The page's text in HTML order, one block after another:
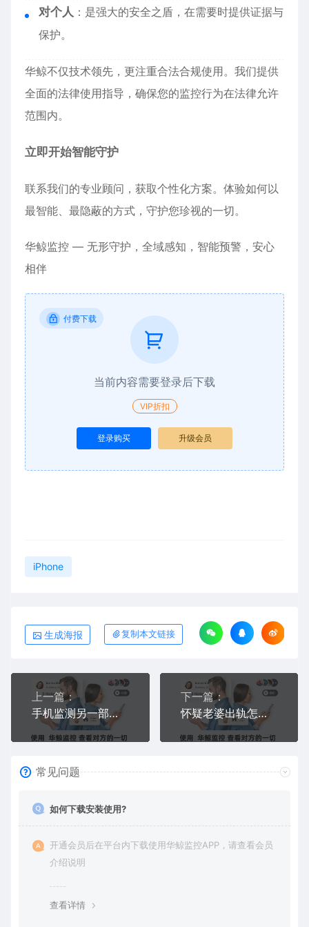
对个人 ：是强大的安全之盾，在需要时提供证据与
保护。
华鲸不仅技术领先，更注重合法合规使用。我们提供
全面的法律使用指导，确保您的监控行为在法律允许
范围内。
立即开始智能守护
联系我们的专业顾问，获取个性化方案。体验如何以
最智能、最隐蔽的方式，守护您珍视的一切。
华鲸监控 — 无形守护，全域感知，智能预警，安心
相伴
付费下载
当前内容需要登录后下载
VIP折扣
登录购买 升级会员
iPhone
生成海报 复制本文链接
上一篇：
手机监测另一部手机软件哪个好用？华为苹果安卓通用远程监控APP推荐
下一篇：
怀疑老婆出轨怎么查手机证据？偷偷获取老婆手机微信聊天记录和定位的方法
常见问题
如何下载安装使用?
开通会员后在平台内下载使用华鲸监控APP，请查看会员
介绍说明
查看详情